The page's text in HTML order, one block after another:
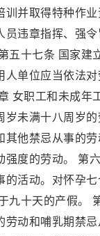
训并取得特种作
员违章指挥、强
五十七条 国家建
人单位应当依法
女职工和未成年
岁未满十八周岁
其他禁忌从事的
强度的劳动。 第
的活动。对怀孕
九十天的产假。
劳动和哺乳期禁